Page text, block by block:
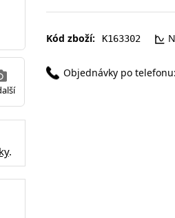
.
Kód zboží: K163302
Objednávky po telefonu: